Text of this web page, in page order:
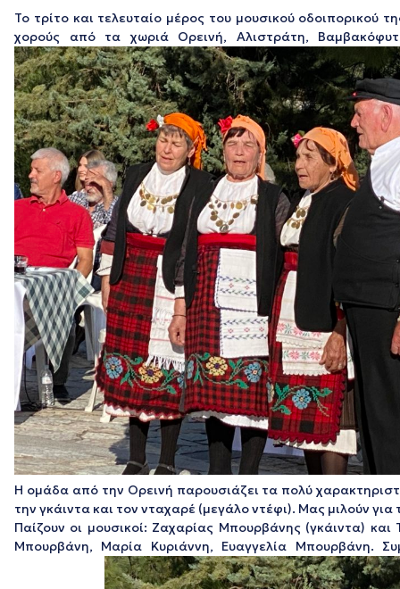
Το τρίτο και τελευταίο μέρος του μουσικού οδοιπορικού
χορούς από τα χωριά Ορεινή, Αλιστράτη,
Η ομάδα από την Ορεινή παρουσιάζει τα πολύ
την γκάιντα και τον νταχαρέ (μεγάλο ντέφι). Μας μιλούν
Παίζουν οι μουσικοί: Ζαχαρίας Μπουρβάνης (γκάιντα)
Μπουρβάνη, Μαρία Κυριάννη, Ευαγγελία Μπουρβάνη.